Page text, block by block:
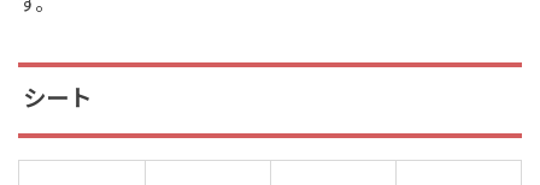
シート